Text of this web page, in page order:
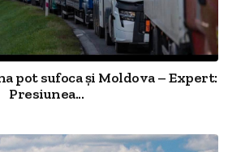
pot sufoca și Moldova – Expert:
Presiunea...